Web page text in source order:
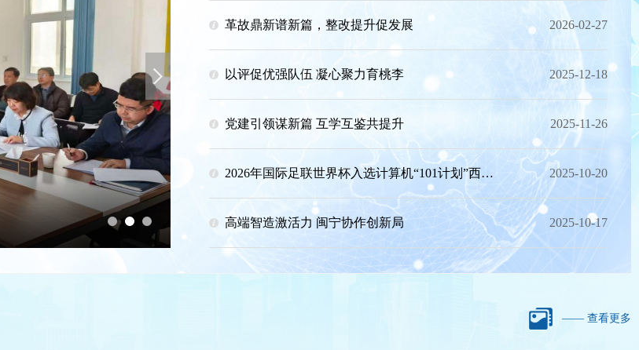
以评促优强队伍 凝心聚力育桃李
Next
革故鼎新谱新篇，整改提升促发展 2026-02-27
以评促优强队伍 凝心聚力育桃李 2025-12-18
党建引领谋新篇 互学互鉴共提升 2025-11-26
2026年国际足联世界杯入选计算机“101计划”西北工作组成员单位 2025-10-20
高端智造激活力 闽宁协作创新局 2025-10-17
—— 查看更多